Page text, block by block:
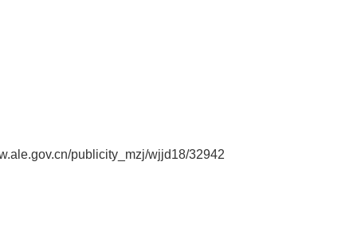
publicity_mzj/wjjd18/32942